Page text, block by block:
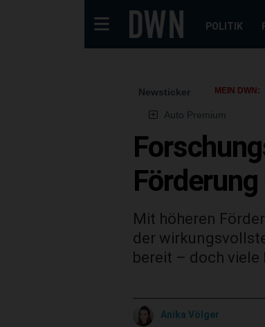
POLITIK
Newsticker MEIN DWN:
Auto Premium
Mit höheren
der
bereit – doch viele
Anika Völger